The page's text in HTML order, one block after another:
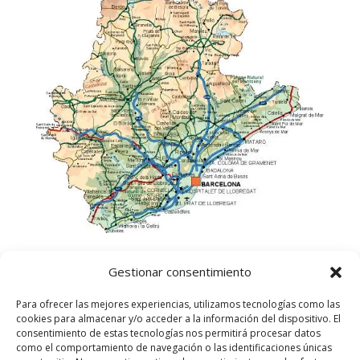
Gestionar consentimiento
Para ofrecer las mejores experiencias, utilizamos tecnologías como las
cookies para almacenar y/o acceder a la información del dispositivo. El
consentimiento de estas tecnologías nos permitirá procesar datos
como el comportamiento de navegación o las identificaciones únicas